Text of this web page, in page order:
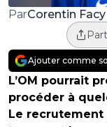
ParCorentin Facy
Ajouter comme
L’OM pourrait
procéder à
Le recrutement